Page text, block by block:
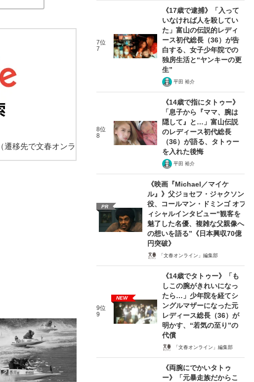
（遷移先で文春オンラ
7位
7
《17歳で逮捕》「入って
いなければ人を殺してい
た」富山の伝説的レディ
ース初代総長（36）が告
白する、女子少年院での
独房生活と“ヤンキーの更
生”
平田 裕介
8位
8
《14歳で指にタトゥー》
「息子から『ママ、腕は
隠して』と…」富山伝説
のレディース初代総長
（36）が語る、タトゥー
を入れた後悔
平田 裕介
PR
《映画『Michael／マイケ
ル』》父ジョセフ・ジャクソン
役、コールマン・ドミンゴ オフ
ィシャルインタビュー“観客を
魅了した名優、複雑な父親像へ
の想いを語る”《日本興収70億
円突破》
「文春オンライン」編集部
9位
9
NEW
《14歳でタトゥー》「も
しこの腕がきれいになっ
たら…」少年院を経てシ
ングルマザーになった元
レディース総長（36）が
明かす、“若気の至り”の
代償
「文春オンライン」編集部
《両腕にでかいタトゥ
ー》「元暴走族だからこ